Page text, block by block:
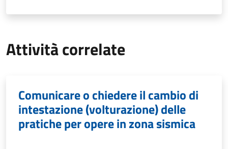
Attività correlate
Comunicare o chiedere il cambio di
intestazione (volturazione) delle
pratiche per opere in zona sismica